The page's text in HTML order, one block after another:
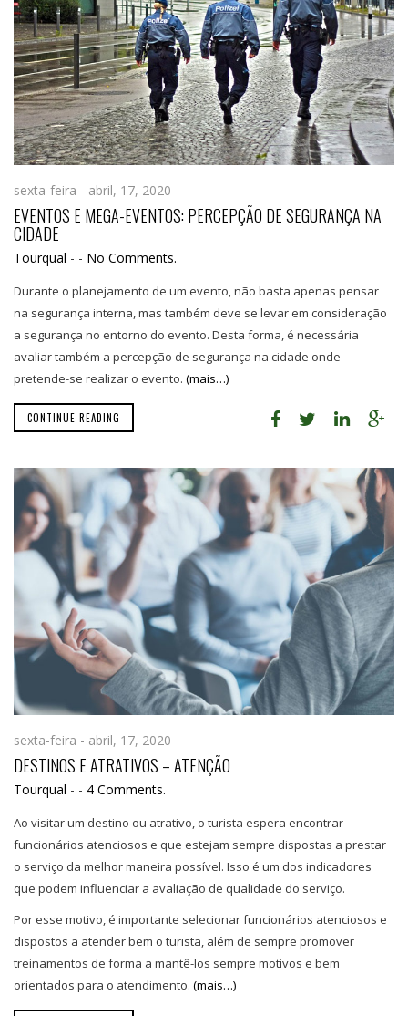
sexta-feira - abril, 17, 2020
EVENTOS E MEGA-EVENTOS: PERCEPÇÃO DE SEGURANÇA NA
CIDADE
Tourqual - - No Comments.
Durante o planejamento de um evento, não basta apenas pensar
na segurança interna, mas também deve se levar em consideração
a segurança no entorno do evento. Desta forma, é necessária
avaliar também a percepção de segurança na cidade onde
pretende-se realizar o evento. (mais…)
CONTINUE READING
sexta-feira - abril, 17, 2020
DESTINOS E ATRATIVOS – ATENÇÃO
Tourqual - - 4 Comments.
Ao visitar um destino ou atrativo, o turista espera encontrar
funcionários atenciosos e que estejam sempre dispostas a prestar
o serviço da melhor maneira possível. Isso é um dos indicadores
que podem influenciar a avaliação de qualidade do serviço.
Por esse motivo, é importante selecionar funcionários atenciosos e
dispostos a atender bem o turista, além de sempre promover
treinamentos de forma a mantê-los sempre motivos e bem
orientados para o atendimento. (mais…)